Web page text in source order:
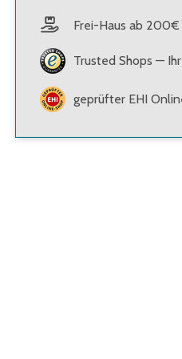
Frei-Haus ab 200€
Trusted Shops —
geprüfter EHI